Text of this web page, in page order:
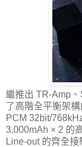
繼推出 TR-Amp
了高階全平衡架
PCM 32bit/
3,000mAh × 2 的
Line-out 的齊全